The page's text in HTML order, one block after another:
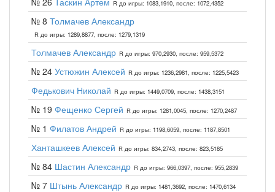
R до игры: 1083,1910, после: 1072,4352
№ 8 Толмачев Александр
R до игры: 1289,8877, после: 1279,1319
Толмачев Александр R до игры: 970,2930, после: 959,5372
№ 24 Устюжин Алексей R до игры: 1236,2981, после: 1225,5423
Федькович Николай R до игры: 1449,0709, после: 1438,3151
№ 19 Фещенко Сергей R до игры: 1281,0045, после: 1270,2487
№ 1 Филатов Андрей R до игры: 1198,6059, после: 1187,8501
Ханташкеев Алексей R до игры: 834,2743, после: 823,5185
№ 84 Шастин Александр R до игры: 966,0397, после: 955,2839
№ 7 Штынь Александр R до игры: 1481,3692, после: 1470,6134